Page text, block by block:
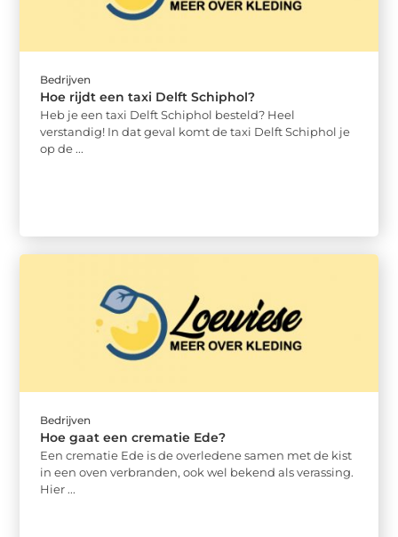
Bedrijven
Hoe rijdt een taxi Delft Schiphol?
Heb je een taxi Delft Schiphol besteld? Heel
verstandig! In dat geval komt de taxi Delft Schiphol je
op de ...
Bedrijven
Hoe gaat een crematie Ede?
Een crematie Ede is de overledene samen met de kist
in een oven verbranden, ook wel bekend als verassing.
Hier ...